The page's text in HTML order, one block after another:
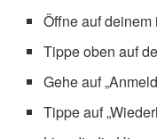
Öffne auf
Tippe oben auf
Gehe auf
Tippe auf